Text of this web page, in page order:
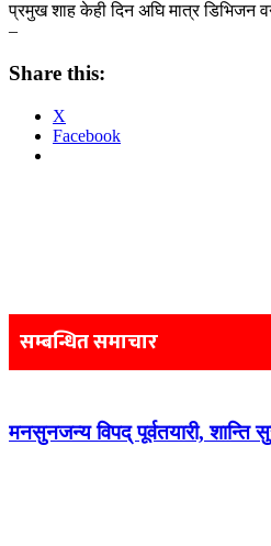
प्रमुख शाह केही दिन अघि मात्र डिभिजन
–
Share this:
X
Facebook
navigation
सम्बन्धित समाचार
मनसुनजन्य विपद् पूर्वतयारी, शान्ति